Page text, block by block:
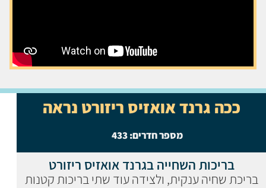
ככה גרנד אואזיס ריזורט נראה
מספר חדרים:433
בריכות השחייה בגרנד אואזיס ריזורט
בריכת שחיה ענקית, ולצידה עוד שתי בריכות קטנות